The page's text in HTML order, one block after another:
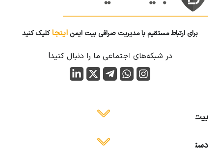
برای ارتباط مستقیم با مدیریت صرافی بیت ایمن اینجاکلیک کنید
در شبکه‌های اجتماعی ما را دنبال کنید!
بیت ایمن
دسترسی آسان